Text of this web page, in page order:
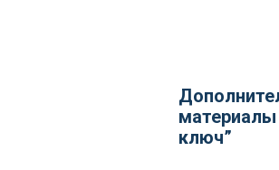
материалы
ключ”